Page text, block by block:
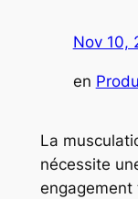
Nov 10,
en
La
nécessite
engagement